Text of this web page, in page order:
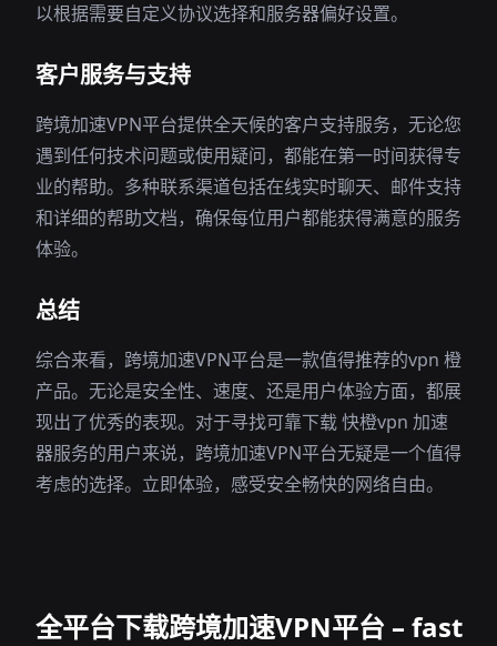
以根据需要自定义协议选择和服务器偏好设置。
客户服务与支持
跨境加速VPN平台提供全天候的客户支持服务，无论您
遇到任何技术问题或使用疑问，都能在第一时间获得专
业的帮助。多种联系渠道包括在线实时聊天、邮件支持
和详细的帮助文档，确保每位用户都能获得满意的服务
体验。
总结
综合来看，跨境加速VPN平台是一款值得推荐的vpn 橙
产品。无论是安全性、速度、还是用户体验方面，都展
现出了优秀的表现。对于寻找可靠下载 快橙vpn 加速
器服务的用户来说，跨境加速VPN平台无疑是一个值得
考虑的选择。立即体验，感受安全畅快的网络自由。
全平台下载跨境加速VPN平台 – fast